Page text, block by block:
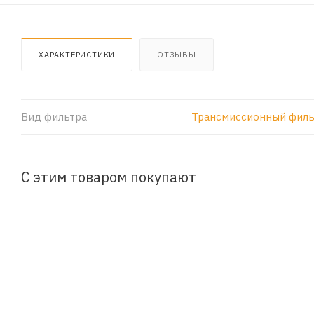
ХАРАКТЕРИСТИКИ ОТЗЫВЫ
Вид фильтра Трансмиссионный
С этим товаром покупают